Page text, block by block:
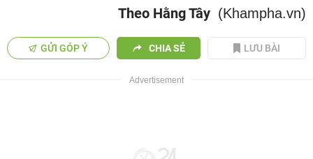
Theo Hằng Tây (Khampha.vn)
GỬI GÓP Ý CHIA SẺ LƯU BÀI